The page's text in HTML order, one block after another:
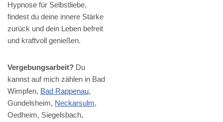
Hypnose für Selbstliebe,
findest du deine innere Stärke
zurück und dein Leben befreit
und kraftvoll genießen.
Vergebungsarbeit? Du
kannst auf mich zählen in Bad
Wimpfen, Bad Rappenau,
Gundelsheim, Neckarsulm,
Oedheim, Siegelsbach,